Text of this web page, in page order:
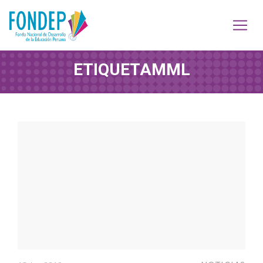
ETIQUETAMML